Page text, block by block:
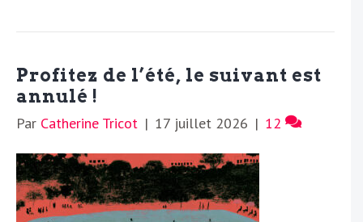
Profitez de l’été, le suivant est
annulé !
Par Catherine Tricot | 17 juillet 2026 | 12